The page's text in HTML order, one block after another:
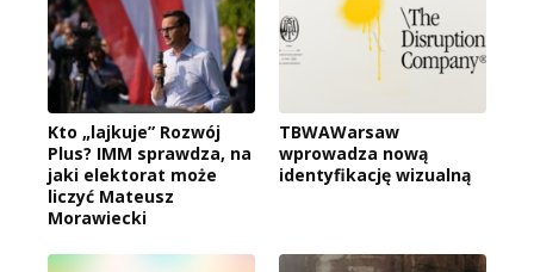
Kto „lajkuje” Rozwój
Plus? IMM sprawdza, na
jaki elektorat może
liczyć Mateusz
Morawiecki
TBWAWarsaw
wprowadza nową
identyfikację wizualną